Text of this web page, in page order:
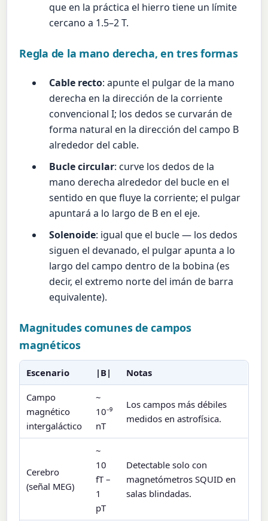
que en la práctica el hierro tiene un límite
cercano a 1.5–2 T.
Regla de la mano derecha, en tres formas
Cable recto: apunte el pulgar de la mano
derecha en la dirección de la corriente
convencional I; los dedos se curvarán de
forma natural en la dirección del campo B
alrededor del cable.
Bucle circular: curve los dedos de la
mano derecha alrededor del bucle en el
sentido en que fluye la corriente; el pulgar
apuntará a lo largo de B en el eje.
Solenoide: igual que el bucle — los dedos
siguen el devanado, el pulgar apunta a lo
largo del campo dentro de la bobina (es
decir, el extremo norte del imán de barra
equivalente).
Magnitudes comunes de campos
magnéticos
Escenario |B| Notas
Campo
magnético
intergaláctico
~
10⁻⁹
nT
Los campos más débiles
medidos en astrofísica.
Cerebro
(señal MEG)
~
10
fT –
1
pT
Detectable solo con
magnetómetros SQUID en
salas blindadas.